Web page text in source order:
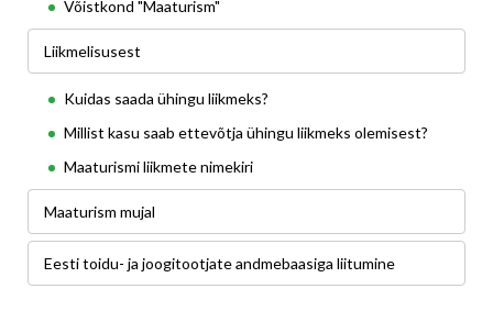
Võistkond "Maaturism"
Liikmelisusest
Kuidas saada ühingu liikmeks?
Millist kasu saab ettevõtja ühingu liikmeks olemisest?
Maaturismi liikmete nimekiri
Maaturism mujal
Eesti toidu- ja joogitootjate andmebaasiga liitumine